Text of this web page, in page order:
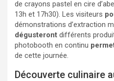
de crayons pastel en cire
13h et 17h30). Les visiteurs
démonstrations d’extraction
dégusteront différents
photobooth en continu
de cette journée.
Découverte culinaire